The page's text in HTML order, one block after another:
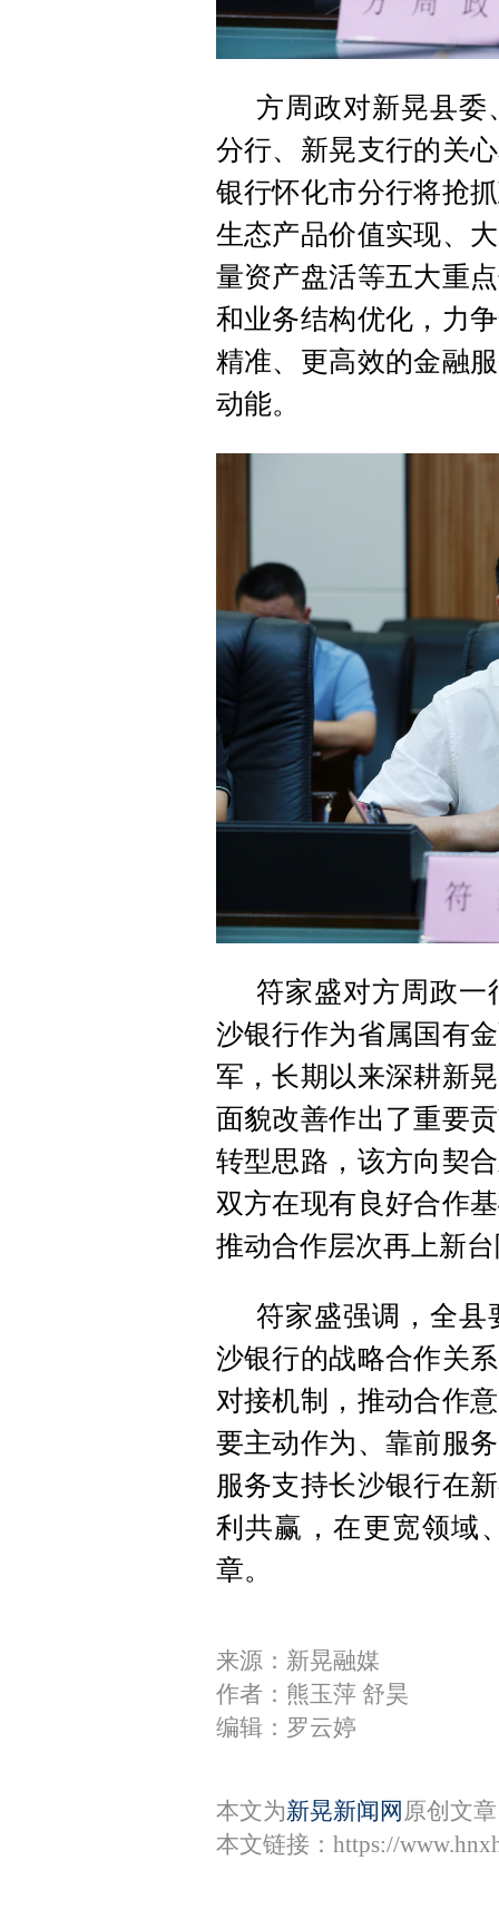
方周政对新晃县委
分行、新晃支行的关
银行怀化市分行将抢
生态产品价值实现、
量资产盘活等五大重
和业务结构优化，力
精准、更高效的金融
动能。
符家盛对方周政
沙银行作为省属国有
军，长期以来深耕新
面貌改善作出了重要
转型思路，该方向契
双方在现有良好合作
推动合作层次再上新
符家盛强调，全
沙银行的战略合作关
对接机制，推动合作
要主动作为、靠前服
服务支持长沙银行在
利共赢，在更宽领域
章。
来源：新晃融媒
作者：熊玉萍 舒昊
编辑：罗云婷
本文为新晃新闻网 原创文
本文链接： https://